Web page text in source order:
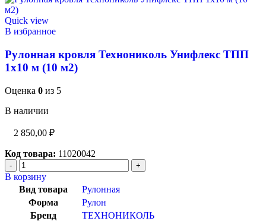
Quick view
В избранное
Рулонная кровля Технониколь Унифлекс ТПП
1х10 м (10 м2)
Оценка 0 из 5
В наличии
2 850,00 ₽
Код товара: 11020042
В корзину
Вид товара
Рулонная
Форма
Рулон
Бренд
ТЕХНОНИКОЛЬ